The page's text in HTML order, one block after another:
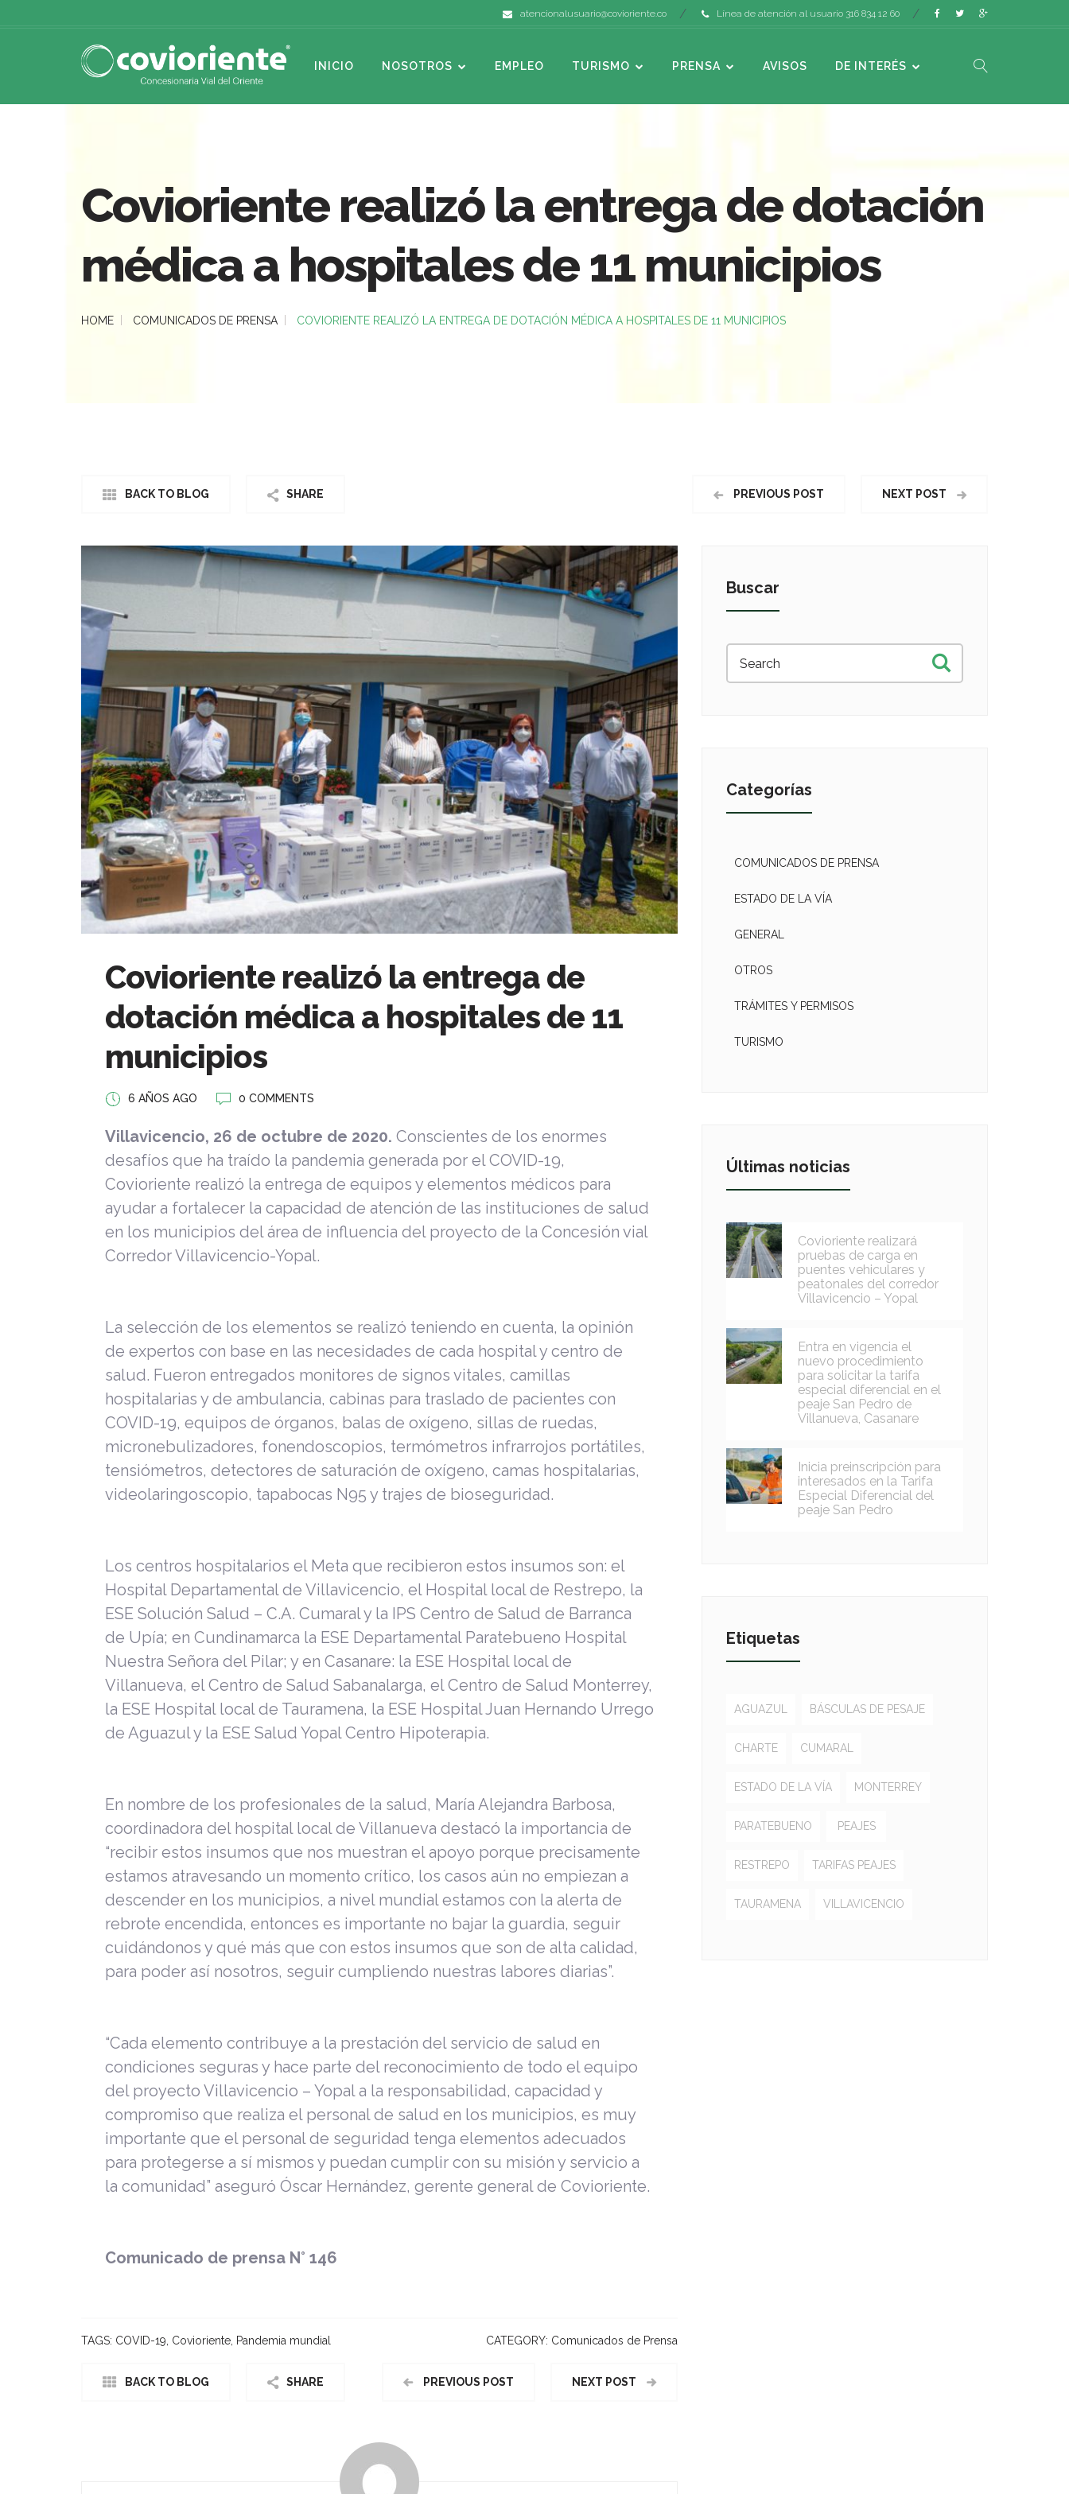
atencionalusuario@covioriente.co Línea de atención al usuario 316 834 12 60
INICIO NOSOTROS EMPLEO TURISMO PRENSA AVISOS DE INTERÉS
Covioriente realizó la entrega de dotación
médica a hospitales de 11 municipios
HOME COMUNICADOS DE PRENSA COVIORIENTE REALIZÓ LA ENTREGA DE DOTACIÓN MÉDICA A HOSPITALES DE 11 MUNICIPIOS
BACK TO BLOG SHARE PREVIOUS POST NEXT POST
Covioriente realizó la entrega de
dotación médica a hospitales de 11
municipios
6 AÑOS AGO 0 COMMENTS
Villavicencio, 26 de octubre de 2020. Conscientes de los enormes
desafíos que ha traído la pandemia generada por el COVID-19,
Covioriente realizó la entrega de equipos y elementos médicos para
ayudar a fortalecer la capacidad de atención de las instituciones de salud
en los municipios del área de influencia del proyecto de la Concesión vial
Corredor Villavicencio-Yopal.
La selección de los elementos se realizó teniendo en cuenta, la opinión
de expertos con base en las necesidades de cada hospital y centro de
salud. Fueron entregados monitores de signos vitales, camillas
hospitalarias y de ambulancia, cabinas para traslado de pacientes con
COVID-19, equipos de órganos, balas de oxígeno, sillas de ruedas,
micronebulizadores, fonendoscopios, termómetros infrarrojos portátiles,
tensiómetros, detectores de saturación de oxígeno, camas hospitalarias,
videolaringoscopio, tapabocas N95 y trajes de bioseguridad.
Los centros hospitalarios el Meta que recibieron estos insumos son: el
Hospital Departamental de Villavicencio, el Hospital local de Restrepo, la
ESE Solución Salud – C.A. Cumaral y la IPS Centro de Salud de Barranca
de Upía; en Cundinamarca la ESE Departamental Paratebueno Hospital
Nuestra Señora del Pilar; y en Casanare: la ESE Hospital local de
Villanueva, el Centro de Salud Sabanalarga, el Centro de Salud Monterrey,
la ESE Hospital local de Tauramena, la ESE Hospital Juan Hernando Urrego
de Aguazul y la ESE Salud Yopal Centro Hipoterapia.
En nombre de los profesionales de la salud, María Alejandra Barbosa,
coordinadora del hospital local de Villanueva destacó la importancia de
“recibir estos insumos que nos muestran el apoyo porque precisamente
estamos atravesando un momento crítico, los casos aún no empiezan a
descender en los municipios, a nivel mundial estamos con la alerta de
rebrote encendida, entonces es importante no bajar la guardia, seguir
cuidándonos y qué más que con estos insumos que son de alta calidad,
para poder así nosotros, seguir cumpliendo nuestras labores diarias”.
“Cada elemento contribuye a la prestación del servicio de salud en
condiciones seguras y hace parte del reconocimiento de todo el equipo
del proyecto Villavicencio – Yopal a la responsabilidad, capacidad y
compromiso que realiza el personal de salud en los municipios, es muy
importante que el personal de seguridad tenga elementos adecuados
para protegerse a sí mismos y puedan cumplir con su misión y servicio a
la comunidad” aseguró Óscar Hernández, gerente general de Covioriente.
Comunicado de prensa N° 146
TAGS: COVID-19 Covioriente Pandemia mundial CATEGORY: Comunicados de Prensa
BACK TO BLOG SHARE PREVIOUS POST NEXT POST
Buscar
Categorías
COMUNICADOS DE PRENSA
ESTADO DE LA VÍA
GENERAL
OTROS
TRÁMITES Y PERMISOS
TURISMO
Últimas noticias
Covioriente realizará
pruebas de carga en
puentes vehiculares y
peatonales del corredor
Villavicencio – Yopal
Entra en vigencia el
nuevo procedimiento
para solicitar la tarifa
especial diferencial en el
peaje San Pedro de
Villanueva, Casanare
Inicia preinscripción para
interesados en la Tarifa
Especial Diferencial del
peaje San Pedro
Etiquetas
AGUAZUL BÁSCULAS DE PESAJE
CHARTE CUMARAL
ESTADO DE LA VÍA MONTERREY
PARATEBUENO PEAJES
RESTREPO TARIFAS PEAJES
TAURAMENA VILLAVICENCIO